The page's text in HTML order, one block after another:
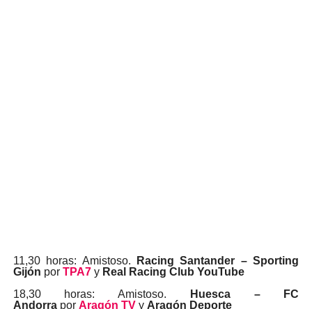
11,30 horas: Amistoso.
Racing Santander – Sporting
Gijón por TPA7y Real Racing Club YouTube
18,30 horas: Amistoso.
Huesca – FC
Andorra por Aragón TVy Aragón Deporte